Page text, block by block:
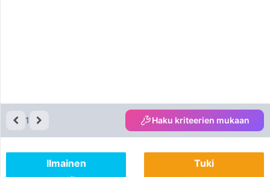
1 Haku kriteerien mukaan
Ilmainen Tuki